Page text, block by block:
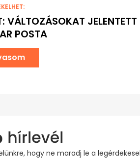
VÁLTOZÁSOKAT JELENTETT
POSTA
hogy ne maradj le a